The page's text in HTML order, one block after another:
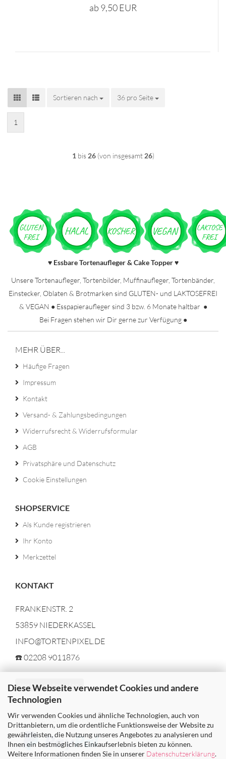
Diese Webseite verwendet Cookies und andere
Technologien
Wir verwenden Cookies und ähnliche Technologien, auch von
Drittanbietern, um die ordentliche Funktionsweise der Website zu
gewährleisten, die Nutzung unseres Angebotes zu analysieren und
Ihnen ein bestmögliches Einkaufserlebnis bieten zu können.
Weitere Informationen finden Sie in unserer Datenschutzerklärung.
ab 9,50 EUR
Sortieren nach
Sortieren nach 36 pro Seite
pro Seite
1
1 bis 26(von insgesamt 26)
♥ Essbare Tortenaufleger & Cake Topper♥
Unsere Tortenaufleger, Tortenbilder, Muffinaufleger, Tortenbänder,
Einstecker, Oblaten & Brotmarken sind GLUTEN- und LAKTOSEFREI
& VEGAN ● Esspapieraufleger sind 3 bzw. 6 Monate haltbar ●
Bei Fragen stehen wir Dir gerne zur Verfügung ●
MEHR ÜBER...
Häufige Fragen
Impressum
Kontakt
Versand- & Zahlungsbedingungen
Widerrufsrecht & Widerrufsformular
AGB
Privatsphäre und Datenschutz
Cookie Einstellungen
SHOPSERVICE
Als Kunde registrieren
Ihr Konto
Merkzettel
KONTAKT
FRANKENSTR. 2
53859 NIEDERKASSEL
INFO@TORTENPIXEL.DE
☎️ 02208 9011876
Vertrag widerrufen
SICHER EINKAUFEN MIT